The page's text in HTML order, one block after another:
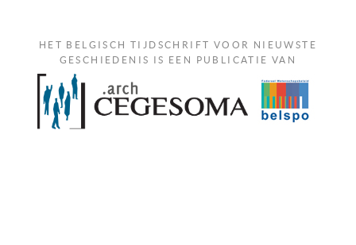
HET BELGISCH TIJDSCHRIFT VOOR NIEUWSTE
GESCHIEDENIS IS EEN PUBLICATIE VAN